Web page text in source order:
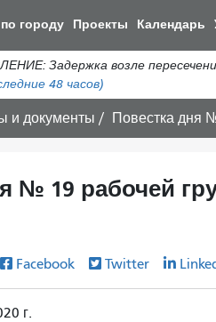
городу Проекты Календарь
Задержка возле пересечения
48 часов)
и документы Повестка дня
№ 19 рабочей
Facebook Twitter
г.